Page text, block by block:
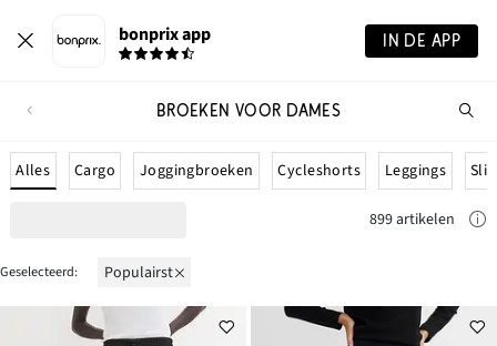
bonprix app IN DE APP
je?
BROEKEN VOOR DAMES
Alles Cargo Joggingbroeken Cycleshorts Leggings
899 artikelen
Geselecteerd: Populairst